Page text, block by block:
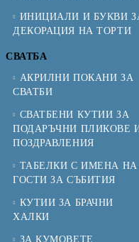
ИНИЦИАЛИ И БУКВИ
ДЕКОРАЦИЯ НА ТОРТИ
СВАТБА
АКРИЛНИ ПОКАНИ ЗА
СВАТБИ
СВАТБЕНИ КУТИИ ЗА
ПОДАРЪЧНИ ПЛИКОВЕ
ПОЗДРАВЛЕНИЯ
ТАБЕЛКИ С ИМЕНА НА
ГОСТИ ЗА СЪБИТИЯ
КУТИИ ЗА БРАЧНИ
ХАЛКИ
ЗА КУМОВЕТЕ